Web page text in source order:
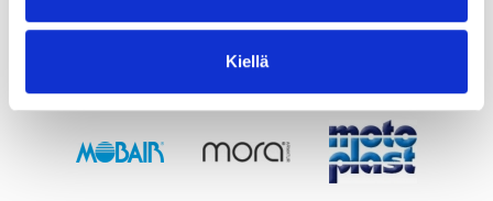
Kiellä